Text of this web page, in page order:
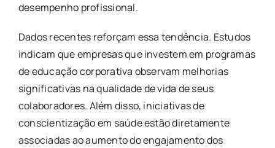
desempenho profissional.
Dados recentes reforçam essa tendência. Estudos
indicam que empresas que investem em programas
de educação corporativa observam melhorias
significativas na qualidade de vida de seus
colaboradores. Além disso, iniciativas de
conscientização em saúde estão diretamente
associadas ao aumento do engajamento dos